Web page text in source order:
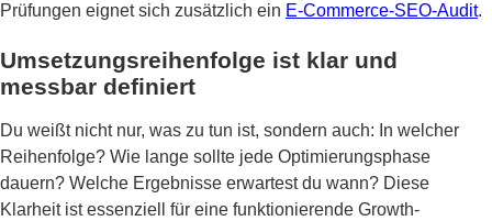
Prüfungen eignet sich zusätzlich ein E-Commerce-SEO-Audit.
Umsetzungsreihenfolge ist klar und
messbar definiert
Du weißt nicht nur, was zu tun ist, sondern auch: In welcher
Reihenfolge? Wie lange sollte jede Optimierungsphase
dauern? Welche Ergebnisse erwartest du wann? Diese
Klarheit ist essenziell für eine funktionierende Growth-